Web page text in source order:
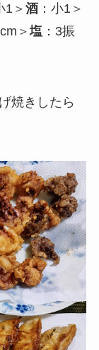
1＞酒：小1＞
＞ 塩 ：3振
焼きしたら